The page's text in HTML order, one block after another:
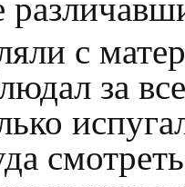
с
за